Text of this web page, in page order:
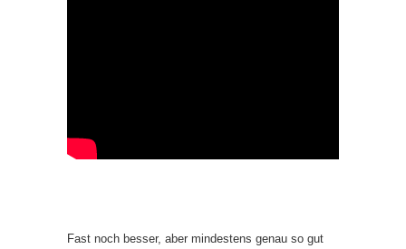
Fast noch besser, aber mindestens genau so gut